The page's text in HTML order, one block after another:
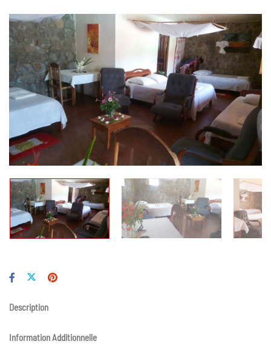
Description
Information Additionnelle